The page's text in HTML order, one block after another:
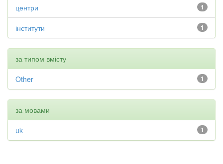
1
центри
1
інститути
за типом вмісту
1
Other
за мовами
1
uk